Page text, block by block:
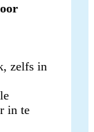
zelfs in
in te